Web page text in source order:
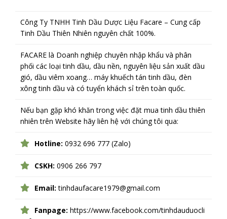
Công Ty TNHH Tinh Dầu Dược Liệu Facare – Cung cấp
Tinh Dầu Thiên Nhiên nguyên chất 100%.
FACARE là Doanh nghiệp chuyên nhập khẩu và phân
phối các loại tinh dầu, dầu nền, nguyên liệu sản xuất dầu
gió, dầu viêm xoang… máy khuếch tán tinh dầu, đèn
xông tinh dầu và có tuyển khách sỉ trên toàn quốc.
Nếu bạn gặp khó khăn trong việc đặt mua tinh dầu thiên
nhiên trên Website hãy liên hệ với chúng tôi qua:
Hotline: 0932 696 777 (Zalo)
CSKH: 0906 266 797
Email: tinhdaufacare1979@gmail.com
Fanpage: https://www.facebook.com/tinhdauduocli